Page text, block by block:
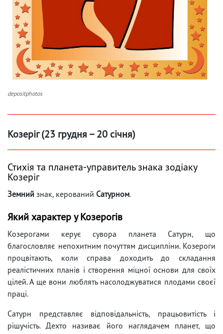
depositphotos
Козеріг (23 грудня – 20 січня)
Стихія та планета-управитель знака зодіаку
Козеріг
Земний знак, керований Сатурном.
Який характер у Козерогів
Козерогами керує сувора планета Сатурн, що
благословляє непохитним почуттям дисципліни. Козероги
процвітають, коли справа доходить до складання
реалістичних планів і створення міцної основи для своїх
цілей. А ще вони люблять насолоджуватися плодами своєї
праці.
Сатурн представляє відповідальність, працьовитість і
рішучість. Дехто називає його наглядачем планет, що